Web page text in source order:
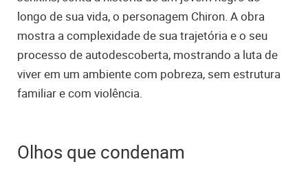
longo de sua vida, o personagem Chiron. A obra
mostra a complexidade de sua trajetória e o seu
processo de autodescoberta, mostrando a luta de
viver em um ambiente com pobreza, sem estrutura
familiar e com violência.
Olhos que condenam